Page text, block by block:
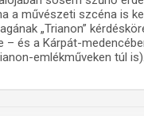
Menekültek
Publikációk
Kapcsolat
Trianon-kommentár
a művészeti szcéna is
„Trianon”
– és a Kárpát-
emlékműveken túl is).